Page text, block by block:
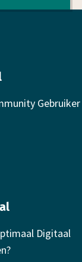
Gebruiker
Digitaal